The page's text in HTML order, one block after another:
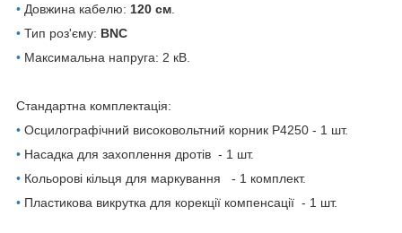
• Довжина кабелю: 120 см
• Тип роз'єму: BNC
• Максимальна напруга: 2 кВ.
Стандартна комплектація:
• Осцилографічний високовольтний корник P4250 - 1 шт.
• Насадка для захоплення дротів - 1 шт.
• Кольорові кільця для маркування - 1 комплект.
• Пластикова викрутка для корекції компенсації - 1 шт.